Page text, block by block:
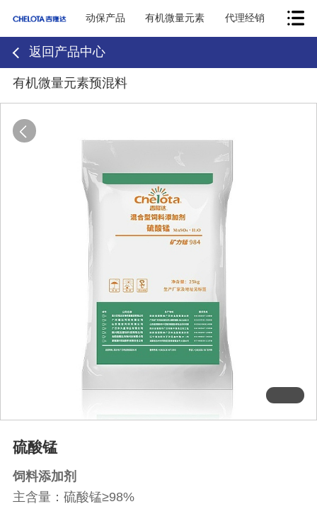
动保产品 有机微量元素 代理经销
返回产品中心
有机微量元素预混料
硫酸锰
饲料添加剂
主含量：硫酸锰≥98%